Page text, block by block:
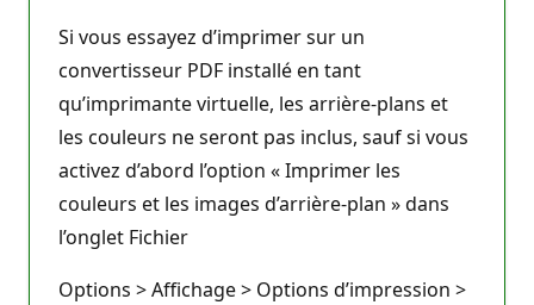
Si vous essayez d’imprimer sur un
convertisseur PDF installé en tant
qu’imprimante virtuelle, les arrière-plans et
les couleurs ne seront pas inclus, sauf si vous
activez d’abord l’option « Imprimer les
couleurs et les images d’arrière-plan » dans
l’onglet Fichier
Options > Affichage > Options d’impression >